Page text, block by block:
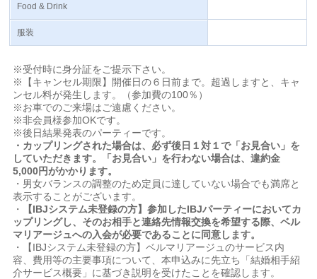
Food & Drink
服装
※受付時に身分証をご提示下さい。
※【キャンセル期限】開催日の６日前まで。超過しますと、キャ
ンセル料が発生します。（参加費の100％）
※お車でのご来場はご遠慮ください。
※非会員様参加OKです。
※後日結果発表のパーティーです。
・カップリングされた場合は、必ず後日１対１で「お見合い」を
していただきます。「お見合い」を行わない場合は、違約金
5,000円がかかります。
・男女バランスの調整のため定員に達していない場合でも満席と
表示することがございます。
・
【IBJシステム未登録の方】参加したIBJパーティーにおいてカ
ップリングし、そのお相手と連絡先情報交換を希望する際、ベル
マリアージュへの入会が必要であることに同意します。
・【IBJシステム未登録の方】ベルマリアージュのサービス内
容、費用等の主要事項について、本申込みに先立ち「結婚相手紹
介サービス概要」に基づき説明を受けたことを確認します。